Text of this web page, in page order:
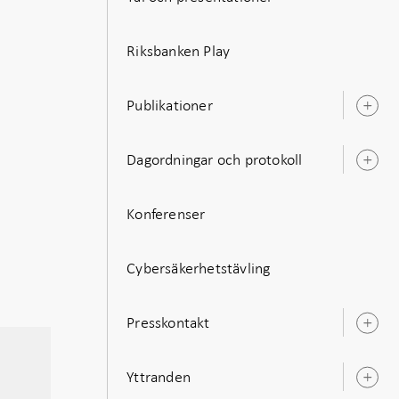
Riksbanken Play
Publikationer
Dagordningar och protokoll
Konferenser
Cybersäkerhetstävling
Presskontakt
Yttranden